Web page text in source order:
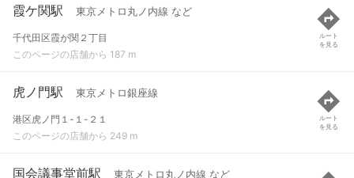
霞ケ関駅 東京メトロ丸ノ内線 など
千代田区霞が関２丁目
このページの店舗から 187 m
ルート
を見る
虎ノ門駅 東京メトロ銀座線
港区虎ノ門１-１-２１
このページの店舗から 249 m
ルート
を見る
国会議事堂前駅 東京メトロ丸ノ内線 など